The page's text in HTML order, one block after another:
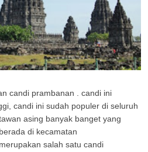
candi prambanan . candi ini
candi ini sudah populer di seluruh
asing banyak banget yang
di kecamatan
salah satu candi